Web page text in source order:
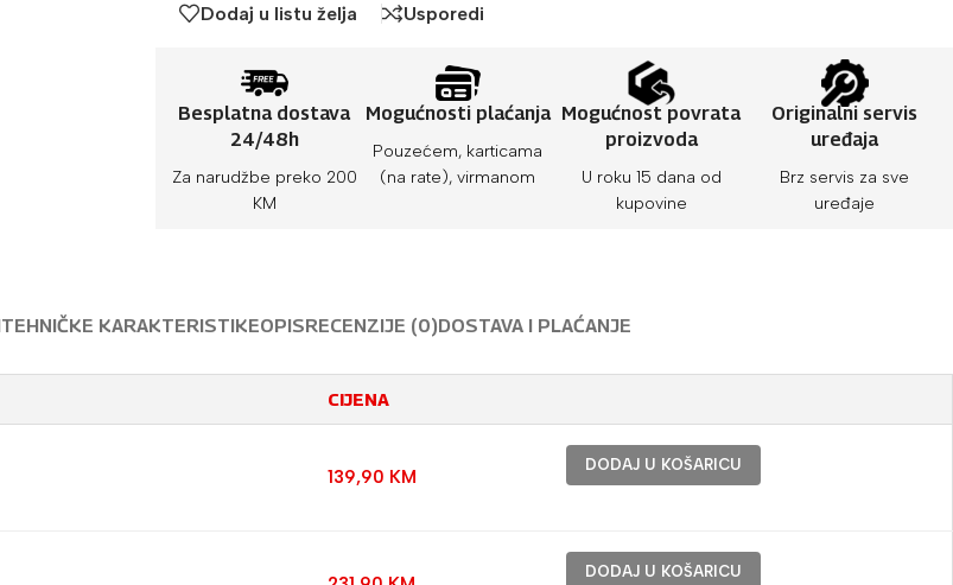
Dodaj u listu želja Usporedi
Besplatna dostava
24/48h
Za narudžbe preko 200
KM
Mogućnosti plaćanja
Pouzećem, karticama
(na rate), virmanom
Mogućnost povrata
proizvoda
U roku 15 dana od
kupovine
Originalni servis
uređaja
Brz servis za sve
uređaje
TEHNIČKE KARAKTERISTIKEOPISRECENZIJE (0)DOSTAVA I PLAĆANJE
CIJENA
139,90 KM
DODAJ U KOŠARICU
DODAJ U KOŠARICU